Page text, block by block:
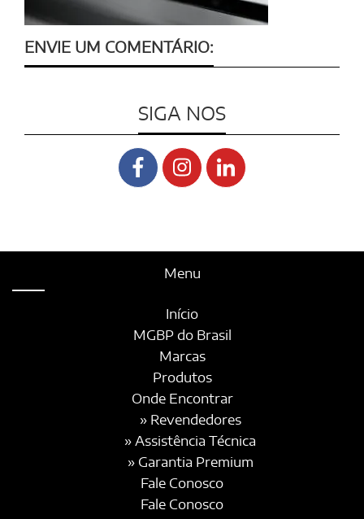
ENVIE UM COMENTÁRIO:
SIGA NOS
Menu
Início
MGBP do Brasil
Marcas
Produtos
Onde Encontrar
» Revendedores
» Assistência Técnica
» Garantia Premium
Fale Conosco
Fale Conosco